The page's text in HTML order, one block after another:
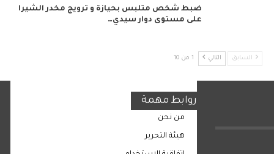
ضبط شخص متلبس بحيازة و ترويج مخدر الشيرا
على مستوى دوار سيدي…
السابق التالي 1 من 10
روابط مهمة
من نحن
هيئة التحرير